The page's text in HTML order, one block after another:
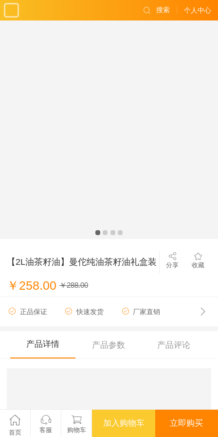
个人中心
搜索
【2L油茶籽油】曼佗纯油茶籽油礼盒装 分享 收藏
￥258.00 ￥288.00
正品保证 快速发货 厂家直销
产品详情 产品参数 产品评论
首页 客服 购物车
加入购物车 立即购买